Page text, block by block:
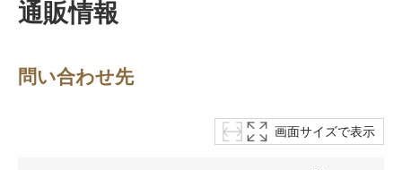
通販情報
問い合わせ先
画面サイズで表示